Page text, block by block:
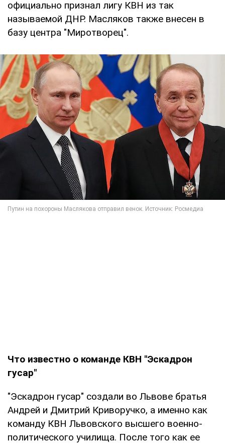
официально признал лигу КВН из так
называемой ДНР. Масляков также внесен в
базу центра "Миротворец".
Что известно о команде КВН "Эскадрон
гусар"
"Эскадрон гусар" создали во Львове братья
Андрей и Дмитрий Криворучко, а именно как
команду КВН Львовского высшего военно-
политического училища. После того как ее